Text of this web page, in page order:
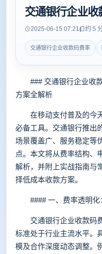
交通银行企业收
2025-06-15 07:21 约 5
交通银行企业收款码费率
### 交通银行企业收款
方案全解析
在移动支付普及的今天
必备工具。交通银行推出
场景覆盖广、服务稳定等
点。本文将从费率结构、
解析，并附上实战指南与
择低成本收款方案。
#### 一、费率透明化
交通银行企业收款码费
标准处于行业主流水平。
模及合作深度动态调整。